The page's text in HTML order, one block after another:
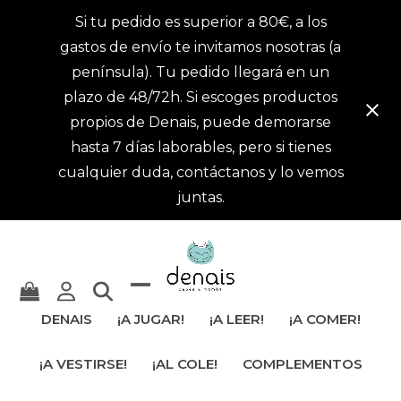
Si tu pedido es superior a 80€, a los
gastos de envío te invitamos nosotras (a
península). Tu pedido llegará en un
plazo de 48/72h. Si escoges productos
propios de Denais, puede demorarse
hasta 7 días laborables, pero si tienes
cualquier duda, contáctanos y lo vemos
juntas.
ocultar
móvil
DENAIS ¡A JUGAR! ¡A LEER! ¡A COMER!
¡A VESTIRSE! ¡AL COLE! COMPLEMENTOS